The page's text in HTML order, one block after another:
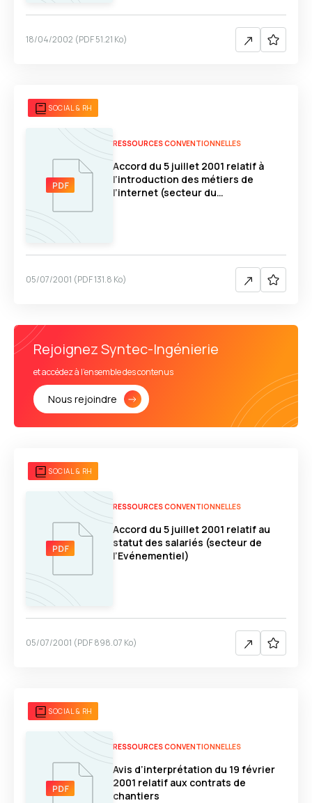
18/04/2002 (PDF51.21 Ko)
SOCIAL & RH
RESSOURCES CONVENTIONNELLES
Accord du 5 juillet 2001 relatif à
l’introduction des métiers de
l’internet (secteur du
05/07/2001 (PDF131.8 Ko)
Rejoignez Syntec-Ingénierie
et accédez à l'ensemble des contenus
Nous rejoindre
SOCIAL & RH
RESSOURCES CONVENTIONNELLES
Accord du 5 juillet 2001 relatif au
statut des salariés (secteur de
l’Evénementiel)
05/07/2001 (PDF898.07 Ko)
SOCIAL & RH
RESSOURCES CONVENTIONNELLES
Avis d’interprétation du 19 février
2001 relatif aux contrats de
chantiers